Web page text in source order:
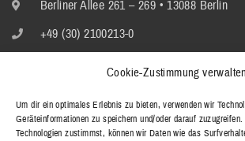
Cookie-Zustimmung verwalten
Um dir ein optimales Erlebnis zu bieten, verwenden wir
Geräteinformationen zu speichern und/oder darauf
Technologien zustimmst, können wir Daten wie das
Berliner Allee 261 – 269 • 13088 Berlin
+49 (30) 2100213-0
STÜHLE